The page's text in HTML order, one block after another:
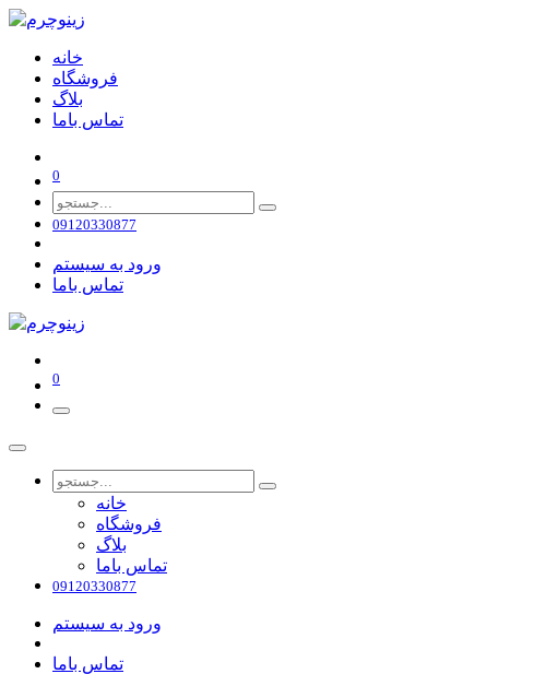
خانه
فروشگاه
بلاگ
تماس باما
0
09120330877
ورود به سیستم
تماس باما
0
خانه
فروشگاه
بلاگ
تماس باما
09120330877
ورود به سیستم
تماس باما